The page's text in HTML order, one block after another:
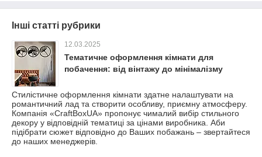
Інші статті рубрики
12.03.2025
Тематичне оформлення кімнати для
побачення: від вінтажу до мінімалізму
Стилістичне оформлення кімнати здатне налаштувати на
романтичний лад та створити особливу, приємну атмосферу.
Компанія «CraftBoxUA» пропонує чималий вибір стильного
декору у відповідній тематиці за цінами виробника. Аби
підібрати сюжет відповідно до Ваших побажань – звертайтеся
до наших менеджерів.